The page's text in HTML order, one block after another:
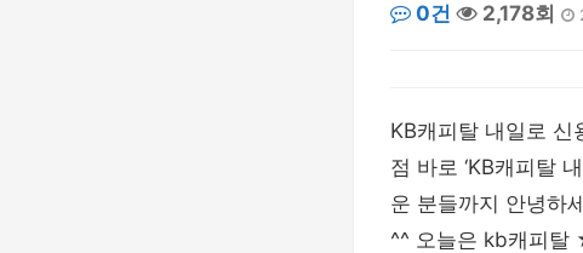
0건
2,178회
KB캐피탈 내일로 신
점 바로 ‘KB캐피탈
운 분들까지 안녕하
^^ 오늘은 kb캐피탈